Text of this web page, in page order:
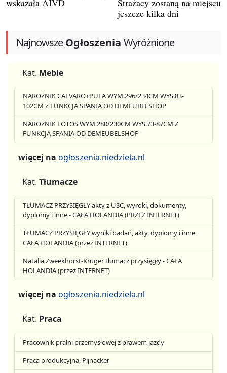
wskazała AIVD
Strażacy zostaną na miejscu
jeszcze kilka dni
NajnowszeOgłoszenia Wyróżnione
Kat. Meble
NAROŻNIK CALVARO+PUFA WYM.296/234CM WYS.83-
102CM Z FUNKCJA SPANIA OD DEMEUBELSHOP
NAROŻNIK LOTOS WYM.280/230CM WYS.73-87CM Z
FUNKCJA SPANIA OD DEMEUBELSHOP
więcej na ogłoszenia.niedziela.nl
Kat. Tłumacze
TŁUMACZ PRZYSIĘGŁY akty z USC, wyroki, dokumenty,
dyplomy i inne - CAŁA HOLANDIA (PRZEZ INTERNET)
TŁUMACZ PRZYSIĘGŁY wyniki badań, akty, dyplomy i inne
CAŁA HOLANDIA (przez INTERNET)
Natalia Zweekhorst-Krüger tłumacz przysięgły - CAŁA
HOLANDIA (przez INTERNET)
więcej na ogłoszenia.niedziela.nl
Kat. Praca
Pracownik pralni przemysłowej z prawem jazdy
Praca produkcyjna, Pijnacker